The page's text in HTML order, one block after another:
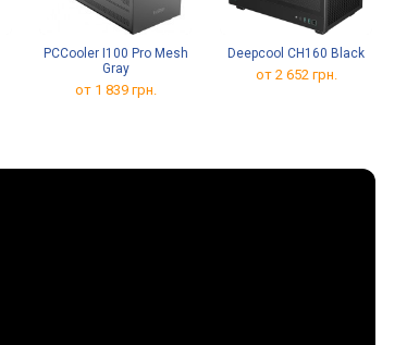
PCCooler I100 Pro Mesh
Gray
от 1 839 грн.
Deepcool CH160 Black
от 2 652 грн.